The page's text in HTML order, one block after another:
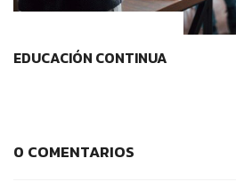
EDUCACIÓN CONTINUA
0 COMENTARIOS